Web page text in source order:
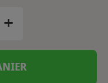
+